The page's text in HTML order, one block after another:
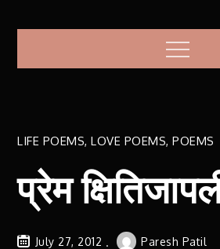
Menu
LIFE POEMS,LOVE POEMS,POEMS
प्रेम
July 27, 2012 Paresh Patil